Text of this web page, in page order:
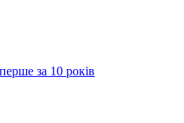
за 10 років